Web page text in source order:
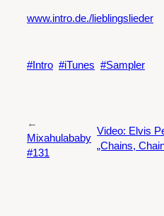
www.intro.de./lieblingslieder
Intro iTunes Sampler
←
Mixahulababy
#131
Video: Elvis
„Chains,